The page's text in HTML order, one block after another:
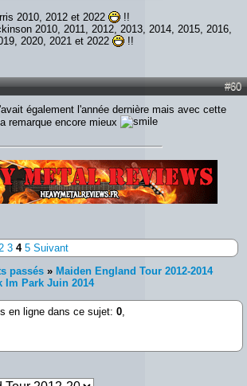
2010, 2012 et 2022
!!
2010, 2011, 2012, 2013, 2014, 2015, 2016,
2020, 2021 et 2022
!!
#60
également l'année dernière mais avec cette
remarque encore mieux
3 4 5 Suivant
passés » Maiden England Tour 2012-2014
Im Park Juin 2014
en ligne dans ce sujet: 0,